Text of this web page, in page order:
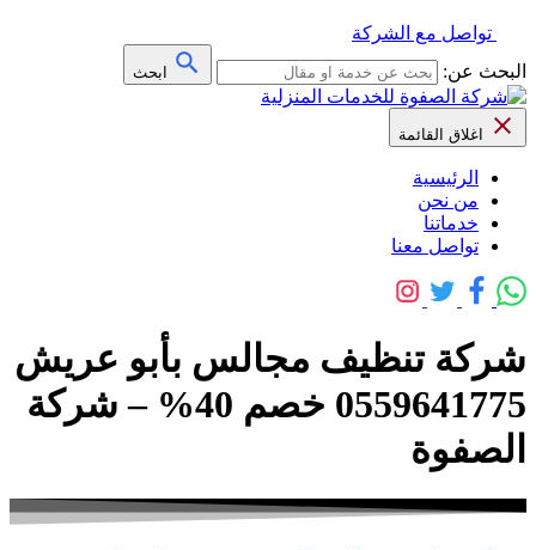
تواصل مع الشركة
البحث عن:
ابحث
اغلاق القائمة
الرئيسية
من نحن
خدماتنا
تواصل معنا
شركة تنظيف مجالس بأبو عريش
0559641775 خصم 40% – شركة
الصفوة